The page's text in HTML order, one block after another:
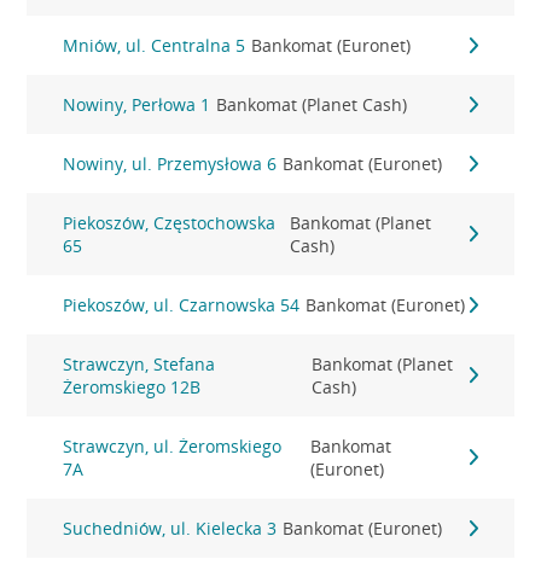
Mniów, ul. Centralna 5 Bankomat (Euronet)
Nowiny, Perłowa 1 Bankomat (Planet Cash)
Nowiny, ul. Przemysłowa 6 Bankomat (Euronet)
Piekoszów, Częstochowska
65
Bankomat (Planet
Cash)
Piekoszów, ul. Czarnowska 54 Bankomat (Euronet)
Strawczyn, Stefana
Żeromskiego 12B
Bankomat (Planet
Cash)
Strawczyn, ul. Żeromskiego
7A
Bankomat
(Euronet)
Suchedniów, ul. Kielecka 3 Bankomat (Euronet)